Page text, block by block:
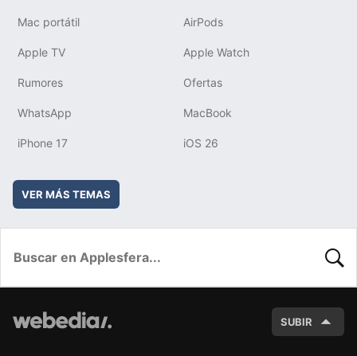
Mac portátil AirPods
Apple TV Apple Watch
Rumores Ofertas
WhatsApp MacBook
iPhone 17 iOS 26
VER MÁS TEMAS
SUBIR